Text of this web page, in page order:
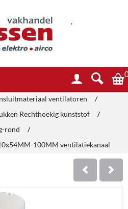
.
ventilatoren
/
Rechthoekig kunststof
/
rond
/
100MM ventilatiekanaal